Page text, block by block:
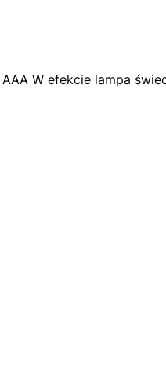
W efekcie lampa